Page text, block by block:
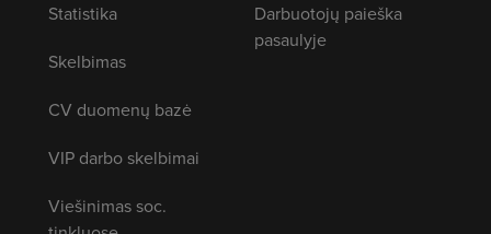
Statistika
Skelbimas
CV duomenų bazė
VIP darbo skelbimai
Viešinimas soc.
Darbuotojų paieška
pasaulyje